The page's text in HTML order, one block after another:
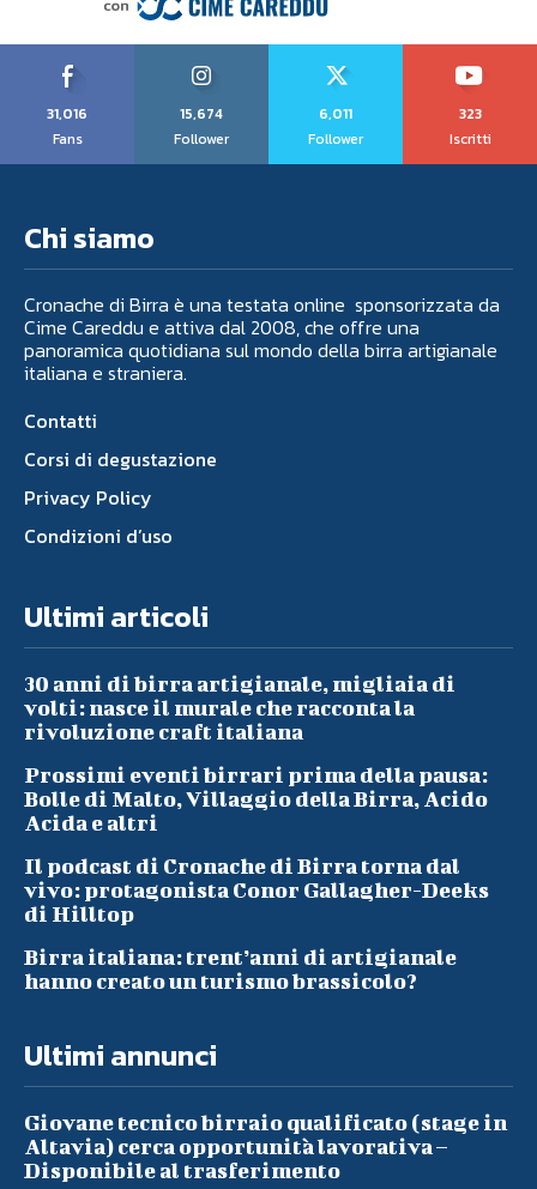
31,016
Fans
15,674
Follower
6,011
Follower
323
Iscritti
Chi siamo
Cronache di Birra è una testata online sponsorizzata da
Cime Careddu e attiva dal 2008, che offre una
panoramica quotidiana sul mondo della birra artigianale
italiana e straniera.
Contatti
Corsi di degustazione
Privacy Policy
Condizioni d’uso
Ultimi articoli
30 anni di birra artigianale, migliaia di
volti: nasce il murale che racconta la
rivoluzione craft italiana
Prossimi eventi birrari prima della pausa:
Bolle di Malto, Villaggio della Birra, Acido
Acida e altri
Il podcast di Cronache di Birra torna dal
vivo: protagonista Conor Gallagher-Deeks
di Hilltop
Birra italiana: trent’anni di artigianale
hanno creato un turismo brassicolo?
Ultimi annunci
Giovane tecnico birraio qualificato (stage in
Altavia) cerca opportunità lavorativa –
Disponibile al trasferimento